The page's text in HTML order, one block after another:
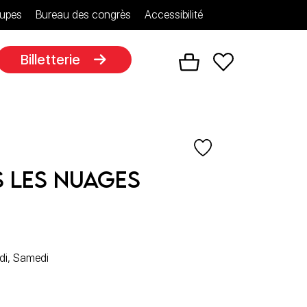
Bureau des congrès Accessibilité
Billetterie
les Nuages
Samedi